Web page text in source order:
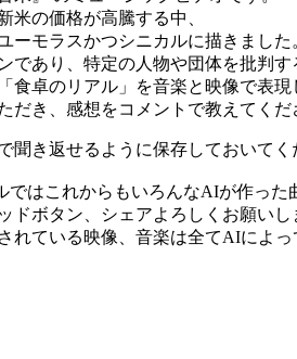
米の価格が高騰する中、
ーモラスかつシニカルに描きました
であり、特定の人物や団体を批判す
食卓のリアル」を音楽と映像で表現
だき、感想をコメントで教えてくだ
聞き返せるように保存しておいてく
ではこれからもいろんなAIが作った
ドボタン、シェアよろしくお願いし
ている映像、音楽は全てAIによっ